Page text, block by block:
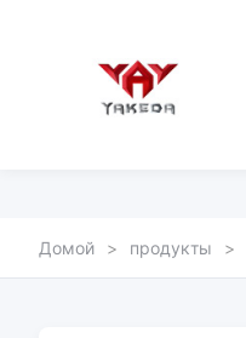
Домой > продукты >